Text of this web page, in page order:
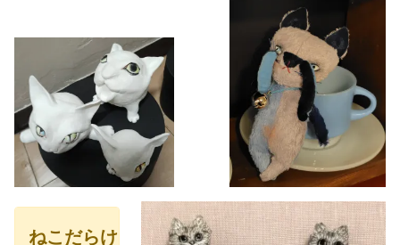
ねこだらけマーケットに出展します！！